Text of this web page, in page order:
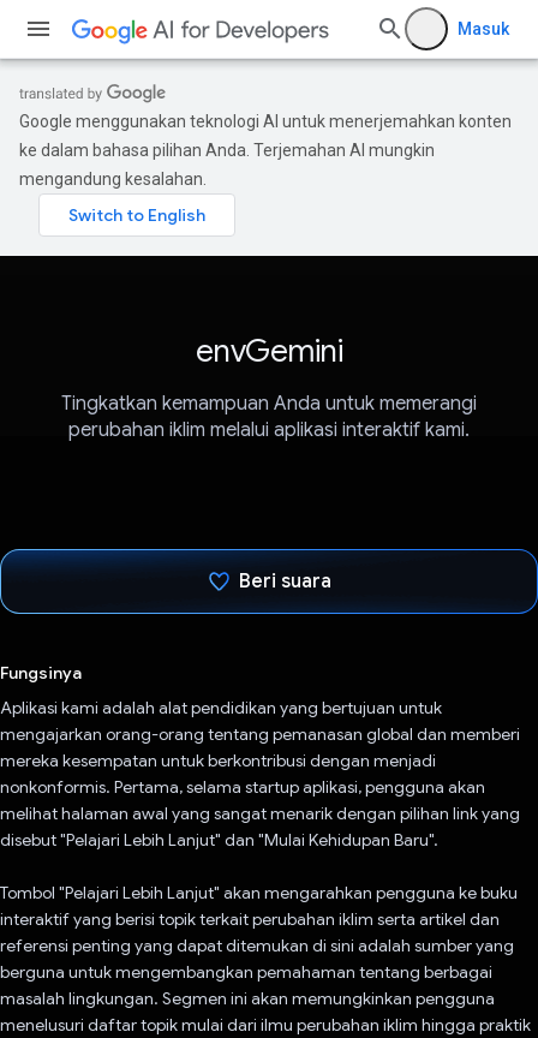
Masuk
Google menggunakan teknologi AI untuk menerjemahkan konten
ke dalam bahasa pilihan Anda. Terjemahan AI mungkin
mengandung kesalahan.
envGemini
Tingkatkan kemampuan Anda untuk memerangi
perubahan iklim melalui aplikasi interaktif kami.
Beri suara
Fungsinya
Aplikasi kami adalah alat pendidikan yang bertujuan untuk
mengajarkan orang-orang tentang pemanasan global dan memberi
mereka kesempatan untuk berkontribusi dengan menjadi
nonkonformis. Pertama, selama startup aplikasi, pengguna akan
melihat halaman awal yang sangat menarik dengan pilihan link yang
disebut "Pelajari Lebih Lanjut" dan "Mulai Kehidupan Baru".
Tombol "Pelajari Lebih Lanjut" akan mengarahkan pengguna ke buku
interaktif yang berisi topik terkait perubahan iklim serta artikel dan
referensi penting yang dapat ditemukan di sini adalah sumber yang
berguna untuk mengembangkan pemahaman tentang berbagai
masalah lingkungan. Segmen ini akan memungkinkan pengguna
menelusuri daftar topik mulai dari ilmu perubahan iklim hingga praktik